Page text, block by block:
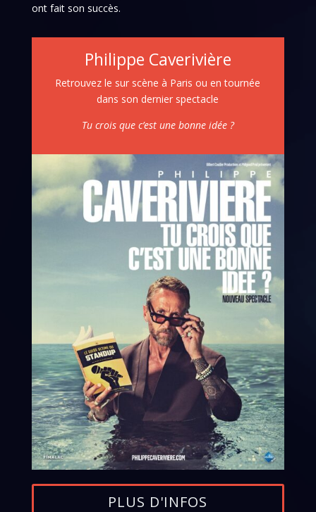
ont fait son succès.
Philippe Caverivière
Retrouvez le sur scène à Paris ou en tournée
dans son dernier spectacle
Tu crois que c’est une bonne idée ?
PLUS D'INFOS